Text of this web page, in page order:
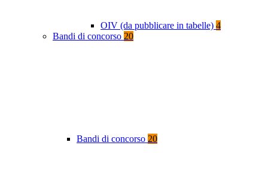
OIV (da pubblicare in tabelle) 4
Bandi di concorso 20
Bandi di concorso 20